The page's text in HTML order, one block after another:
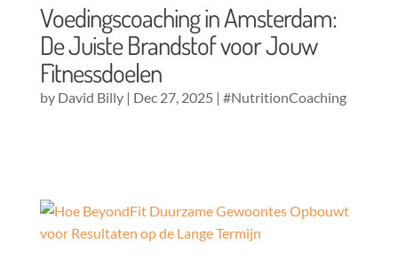
Voedingscoaching in Amsterdam:
De Juiste Brandstof voor Jouw
Fitnessdoelen
by David Billy| Dec 27, 2025 | #NutritionCoaching